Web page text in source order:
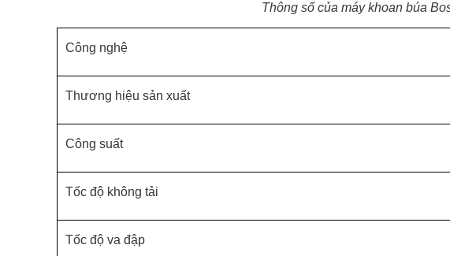
Thông số của máy khoan búa
Công nghệ
Thương hiệu sản xuất
Công suất
Tốc độ không tải
Tốc độ va đập